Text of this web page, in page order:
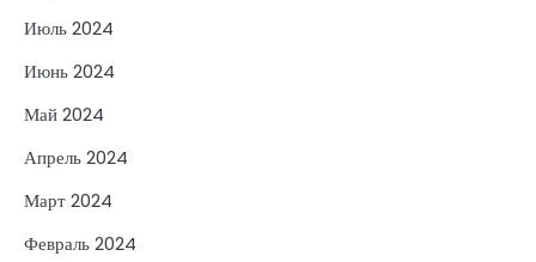
Июль 2024
Июнь 2024
Май 2024
Апрель 2024
Март 2024
Февраль 2024